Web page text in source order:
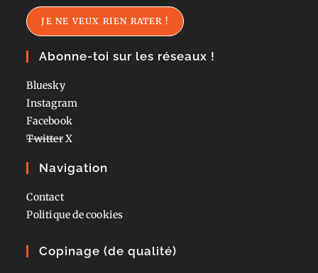
mail
JE NE VEUX RIEN RATER !
Abonne-toi sur les réseaux !
Bluesky
Instagram
Facebook
TwitterX
Navigation
Contact
Politique de cookies
Copinage (de qualité)